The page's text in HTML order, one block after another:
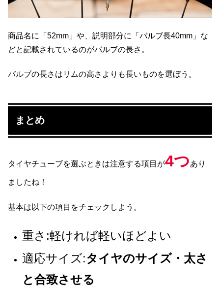
商品名に「52mm」や、説明部分に「バルブ長40mm」な
どと記載されているのがバルブの長さ。
バルブの長さはリムの高さよりも長いものを選ぼう。
まとめ
タイヤチューブを選ぶときは注意する項目が4つあり
ましたね！
基本は以下の項目をチェックしよう。
重さ:軽ければ軽いほどよい
適応サイズ:タイヤのサイズ・太さ
と合致させる